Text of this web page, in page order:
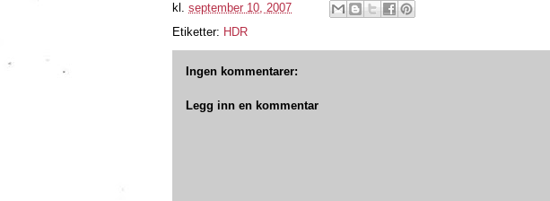
kl. september 10, 2007
Etiketter: HDR
Ingen kommentarer:
Legg inn en kommentar